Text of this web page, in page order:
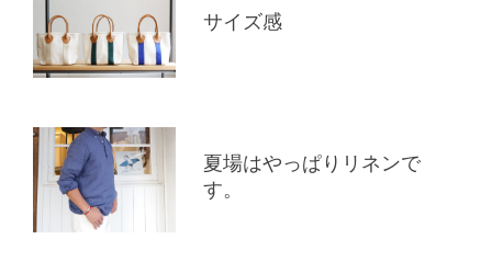
サイズ感
夏場はやっぱりリネンで
す。